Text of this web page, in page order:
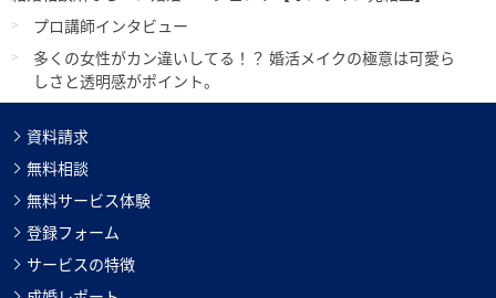
プロ講師インタビュー
多くの女性がカン違いしてる！？ 婚活メイクの極意は可愛ら
しさと透明感がポイント。
資料請求
無料相談
無料サービス体験
登録フォーム
サービスの特徴